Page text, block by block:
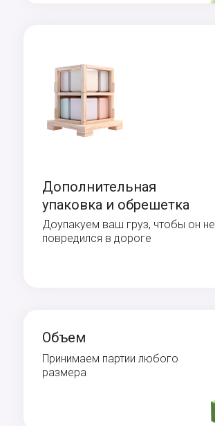
Объем
Принимаем партии любого
размера
Дополнительная
упаковка и обрешетка
Доупакуем ваш груз, чтобы он не
повредился в дороге